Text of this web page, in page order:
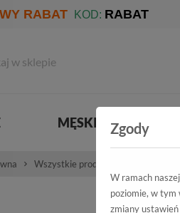
RABAT KOD: RABAT
MĘSKIE
Wszystkie produkty
Zgody
W ramach
poziomie, w tym
zmiany ustawień